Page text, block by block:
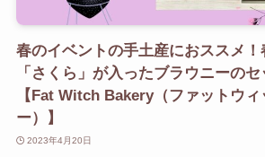
春のイベントの手土産におススメ
「さくら」が入ったブラウニーのセ
【Fat Witch Bakery（ファットウィ
ー）】
2023年4月20日